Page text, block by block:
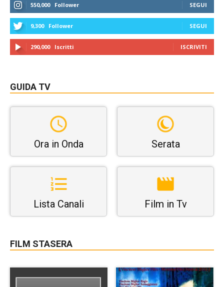
550,000 Follower SEGUI
9,300 Follower SEGUI
290,000 Iscritti ISCRIVITI
GUIDA TV
Ora in Onda Serata
Lista Canali Film in Tv
FILM STASERA